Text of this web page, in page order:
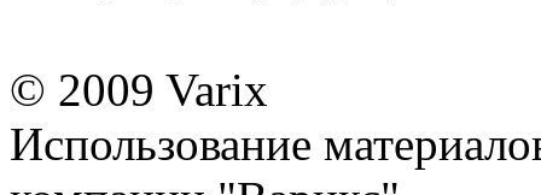
© 2009 Varix
Использование